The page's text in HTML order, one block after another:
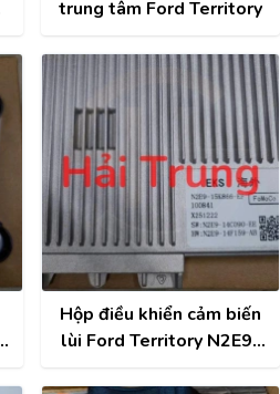
trung tâm Ford Territory
Hộp điều khiển cảm biến
lùi Ford Territory N2E9-